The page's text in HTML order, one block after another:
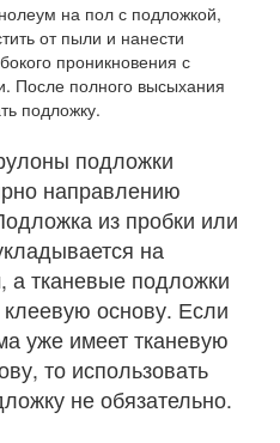
на пол с подложкой,
от пыли и нанести
проникновения с
После полного высыхания
подложку.
подложки
направлению
из пробки или
на
а тканевые подложки
основу. Если
уже имеет тканевую
то использовать
не обязательно.